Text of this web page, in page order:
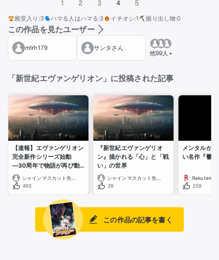
1 2 3 4 5
殿堂入り :3 ハマる人はハマる:3 イチオシ:1 掘り出し物:0
この作品を見たユーザー
mtrh179 サンタさん
他99人+
「新世紀エヴァンゲリオン」に投稿された記事
【速報】エヴァンゲリオン
完全新作シリーズ始動
―30周年で物語が再び動
く
493
『新世紀エヴァンゲリオ
ン』描かれる「心」と「戦
い」の世界
39
メンタルが
い名作『鬱
Rakuten
259
この作品の記事を書く